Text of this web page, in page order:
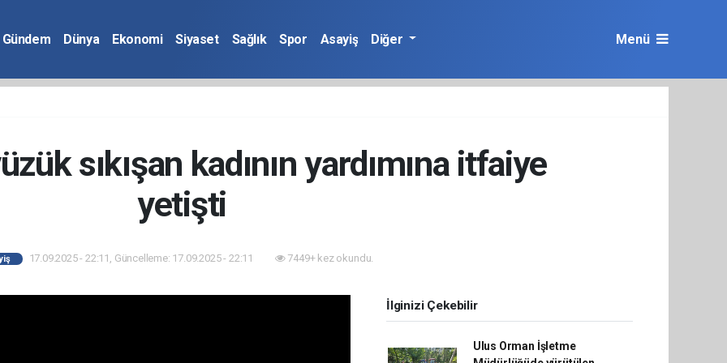
Gündem Dünya Ekonomi Siyaset Sağlık Spor Asayiş Diğer Menü
sıkışan kadının yardımına itfaiye
yetişti
17.09.2025 - 22:11, Güncelleme: 17.09.2025 - 22:11 7449+ kez okundu.
İlginizi Çekebilir
Ulus Orman İşletme